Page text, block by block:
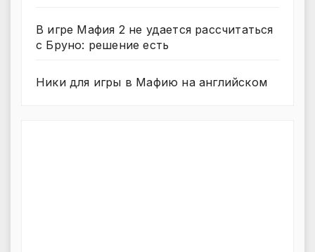
В игре Мафия 2 не удается рассчитаться
с Бруно: решение есть
Ники для игры в Мафию на английском